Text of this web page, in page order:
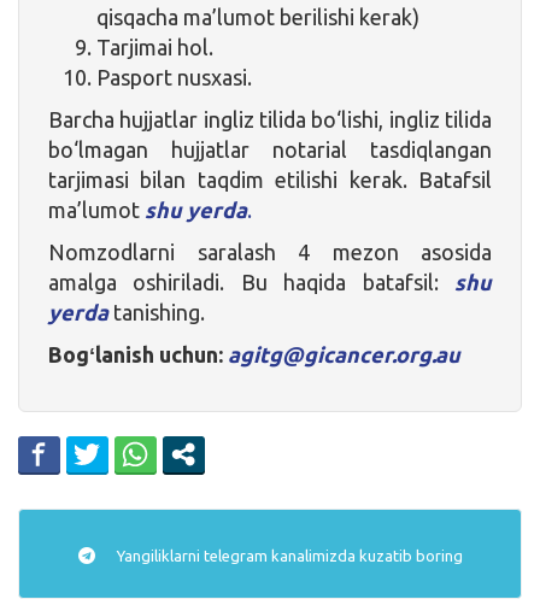
qisqacha ma’lumot berilishi kerak)
Tarjimai hol.
Pasport nusxasi.
Barcha hujjatlar ingliz tilida bo‘lishi, ingliz tilida
bo‘lmagan hujjatlar notarial tasdiqlangan
tarjimasi bilan taqdim etilishi kerak. Batafsil
ma’lumot shu yerda.
Nomzodlarni saralash 4 mezon asosida
amalga oshiriladi. Bu haqida batafsil: shu
yerdatanishing.
Bogʻlanish uchun: agitg@gicancer.org.au
Yangiliklarni telegram kanalimizda kuzatib boring